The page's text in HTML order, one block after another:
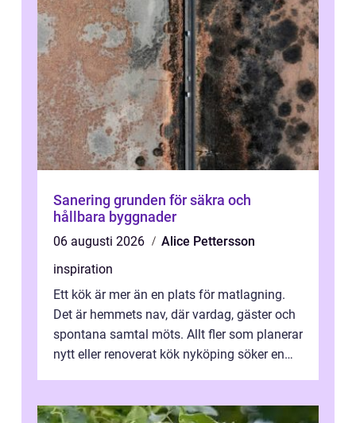
Sanering grunden för säkra och
hållbara byggnader
06 augusti 2026
Alice Pettersson
inspiration
Ett kök är mer än en plats för matlagning.
Det är hemmets nav, där vardag, gäster och
spontana samtal möts. Allt fler som planerar
nytt eller renoverat kök nyköping söker en